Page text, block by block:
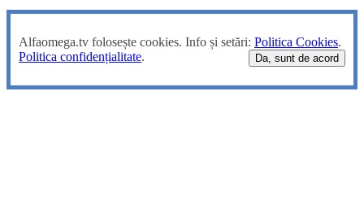
Alfaomega.tv folosește cookies. Info și setări: Politica Cookies.
Politica confidențialitate. Da, sunt de acord